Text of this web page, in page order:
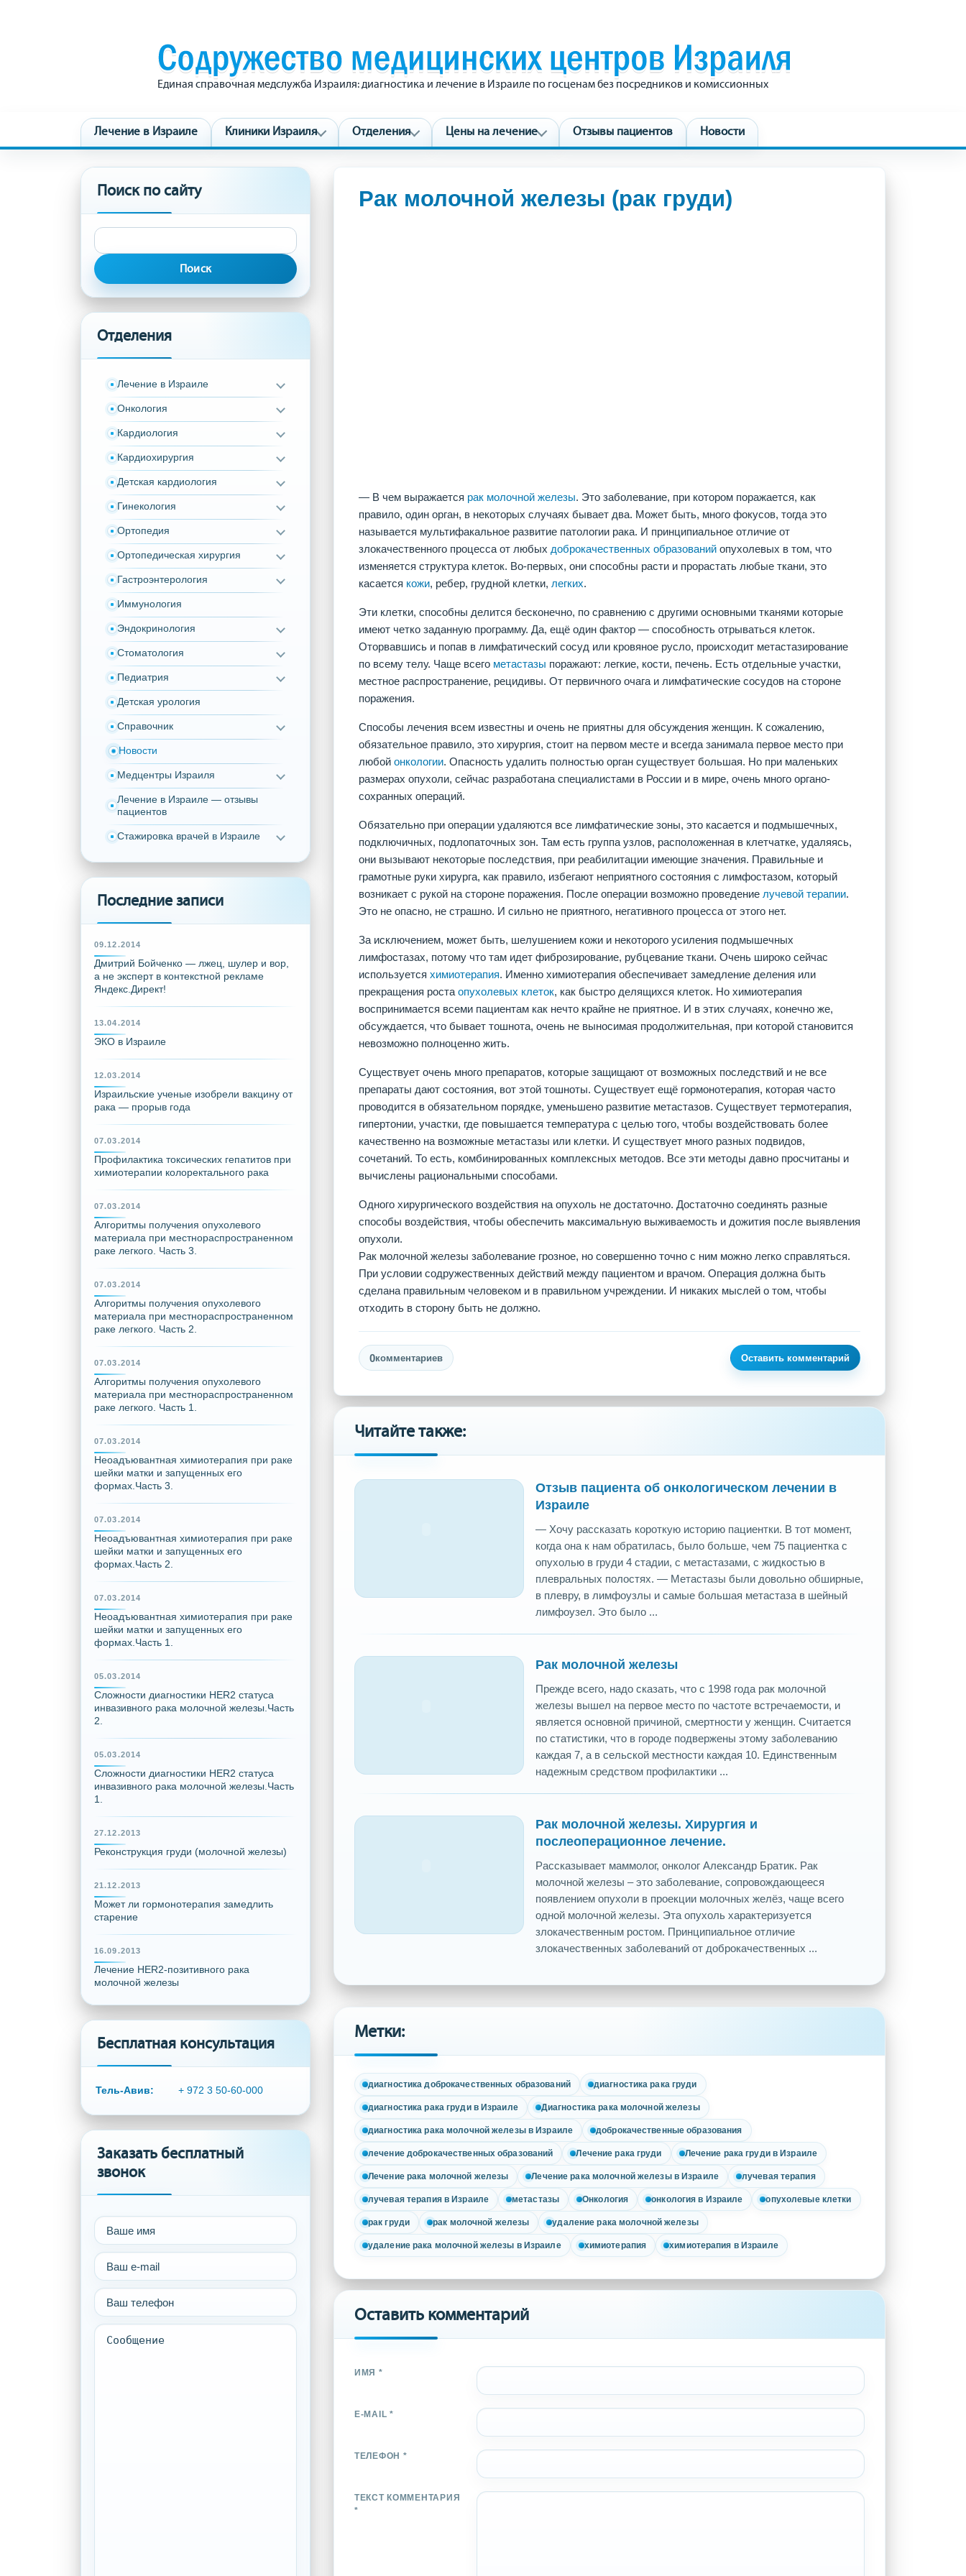
Единая справочная медслужба Израиля: диагностика и лечение в Израиле по госценам без посредников и комиссионных
Лечение в Израиле Клиники Израиля Отделения Цены на лечение Отзывы пациентов Новости
Поиск по сайту
Найти:
Отделения
Лечение в Израиле
Онкология
Кардиология
Кардиохирургия
Детская кардиология
Гинекология
Ортопедия
Ортопедическая хирургия
Гастроэнтерология
Иммунология
Эндокринология
Стоматология
Педиатрия
Детская урология
Справочник
Новости
Медцентры Израиля
Лечение в Израиле — отзывы
пациентов
Стажировка врачей в Израиле
Последние записи
09.12.2014
Дмитрий Бойченко — лжец, шулер и вор,
а не эксперт в контекстной рекламе
Яндекс.Директ!
13.04.2014
ЭКО в Израиле
12.03.2014
Израильские ученые изобрели вакцину от
рака — прорыв года
07.03.2014
Профилактика токсических гепатитов при
химиотерапии колоректального рака
07.03.2014
Алгоритмы получения опухолевого
материала при местнораспространенном
раке легкого. Часть 3.
07.03.2014
Алгоритмы получения опухолевого
материала при местнораспространенном
раке легкого. Часть 2.
07.03.2014
Алгоритмы получения опухолевого
материала при местнораспространенном
раке легкого. Часть 1.
07.03.2014
Неоадъювантная химиотерапия при раке
шейки матки и запущенных его
формах.Часть 3.
07.03.2014
Неоадъювантная химиотерапия при раке
шейки матки и запущенных его
формах.Часть 2.
07.03.2014
Неоадъювантная химиотерапия при раке
шейки матки и запущенных его
формах.Часть 1.
05.03.2014
Сложности диагностики HER2 статуса
инвазивного рака молочной железы.Часть
2.
05.03.2014
Сложности диагностики HER2 статуса
инвазивного рака молочной железы.Часть
1.
27.12.2013
Реконструкция груди (молочной железы)
21.12.2013
Может ли гормонотерапия замедлить
старение
16.09.2013
Лечение HER2-позитивного рака
молочной железы
Бесплатная консультация
Тель-Авив: + 972 3 50-60-000
Заказать бесплатный
звонок
Рак молочной железы (рак груди)
— В чем выражается рак молочной железы. Это заболевание, при котором поражается, как
правило, один орган, в некоторых случаях бывает два. Может быть, много фокусов, тогда это
называется мультифакальное развитие патологии рака. И принципиальное отличие от
злокачественного процесса от любых доброкачественных образований опухолевых в том, что
изменяется структура клеток. Во-первых, они способны расти и прорастать любые ткани, это
касается кожи, ребер, грудной клетки, легких.
Эти клетки, способны делится бесконечно, по сравнению с другими основными тканями которые
имеют четко заданную программу. Да, ещё один фактор — способность отрываться клеток.
Оторвавшись и попав в лимфатический сосуд или кровяное русло, происходит метастазирование
по всему телу. Чаще всего метастазы поражают: легкие, кости, печень. Есть отдельные участки,
местное распространение, рецидивы. От первичного очага и лимфатические сосудов на стороне
поражения.
Способы лечения всем известны и очень не приятны для обсуждения женщин. К сожалению,
обязательное правило, это хирургия, стоит на первом месте и всегда занимала первое место при
любой онкологии. Опасность удалить полностью орган существует большая. Но при маленьких
размерах опухоли, сейчас разработана специалистами в России и в мире, очень много органо-
сохранных операций.
Обязательно при операции удаляются все лимфатические зоны, это касается и подмышечных,
подключичных, подлопаточных зон. Там есть группа узлов, расположенная в клетчатке, удаляясь,
они вызывают некоторые последствия, при реабилитации имеющие значения. Правильные и
грамотные руки хирурга, как правило, избегают неприятного состояния с лимфостазом, который
возникает с рукой на стороне поражения. После операции возможно проведение лучевой терапии.
Это не опасно, не страшно. И сильно не приятного, негативного процесса от этого нет.
За исключением, может быть, шелушением кожи и некоторого усиления подмышечных
лимфостазах, потому что там идет фиброзирование, рубцевание ткани. Очень широко сейчас
используется химиотерапия. Именно химиотерапия обеспечивает замедление деления или
прекращения роста опухолевых клеток, как быстро делящихся клеток. Но химиотерапия
воспринимается всеми пациентам как нечто крайне не приятное. И в этих случаях, конечно же,
обсуждается, что бывает тошнота, очень не выносимая продолжительная, при которой становится
невозможно полноценно жить.
Существует очень много препаратов, которые защищают от возможных последствий и не все
препараты дают состояния, вот этой тошноты. Существует ещё гормонотерапия, которая часто
проводится в обязательном порядке, уменьшено развитие метастазов. Существует термотерапия,
гипертонии, участки, где повышается температура с целью того, чтобы воздействовать более
качественно на возможные метастазы или клетки. И существует много разных подвидов,
сочетаний. То есть, комбинированных комплексных методов. Все эти методы давно просчитаны и
вычислены рациональными способами.
Одного хирургического воздействия на опухоль не достаточно. Достаточно соединять разные
способы воздействия, чтобы обеспечить максимальную выживаемость и дожития после выявления
опухоли.
Рак молочной железы заболевание грозное, но совершенно точно с ним можно легко справляться.
При условии содружественных действий между пациентом и врачом. Операция должна быть
сделана правильным человеком и в правильном учреждении. И никаких мыслей о том, чтобы
отходить в сторону быть не должно.
0комментариев Оставить комментарий
Читайте также:
Отзыв пациента об онкологическом лечении в
Израиле
— Хочу рассказать короткую историю пациентки. В тот момент,
когда она к нам обратилась, было больше, чем 75 пациентка с
опухолью в груди 4 стадии, с метастазами, с жидкостью в
плевральных полостях. — Метастазы были довольно обширные,
в плевру, в лимфоузлы и самые большая метастаза в шейный
лимфоузел. Это было ...
Рак молочной железы
Прежде всего, надо сказать, что с 1998 года рак молочной
железы вышел на первое место по частоте встречаемости, и
является основной причиной, смертности у женщин. Считается
по статистики, что в городе подвержены этому заболеванию
каждая 7, а в сельской местности каждая 10. Единственным
надежным средством профилактики ...
Рак молочной железы. Хирургия и
послеоперационное лечение.
Рассказывает маммолог, онколог Александр Братик. Рак
молочной железы – это заболевание, сопровождающееся
появлением опухоли в проекции молочных желёз, чаще всего
одной молочной железы. Эта опухоль характеризуется
злокачественным ростом. Принципиальное отличие
злокачественных заболеваний от доброкачественных ...
Метки:
диагностика доброкачественных образований диагностика рака груди
диагностика рака груди в Израиле Диагностика рака молочной железы
диагностика рака молочной железы в Израиле доброкачественные образования
лечение доброкачественных образований Лечение рака груди Лечение рака груди в Израиле
Лечение рака молочной железы Лечение рака молочной железы в Израиле лучевая терапия
лучевая терапия в Израиле метастазы Онкология онкология в Израиле опухолевые клетки
рак груди рак молочной железы удаление рака молочной железы
удаление рака молочной железы в Израиле химиотерапия химиотерапия в Израиле
Оставить комментарий
ИМЯ *
E-MAIL *
ТЕЛЕФОН *
ТЕКСТ КОММЕНТАРИЯ
*